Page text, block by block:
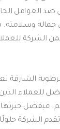
العوامل
جماله
الشركة
الشارقة
للعملاء
فبفضل
الشركة